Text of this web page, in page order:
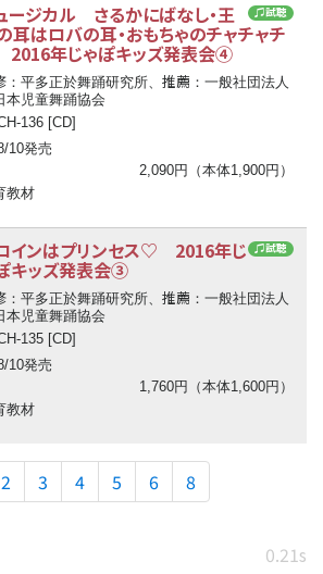
♫試聴
ージカル さるかにばなし・王
耳はロバの耳・おもちゃのチャチャチ
年じゃぽキッズ発表会④
：平多正於舞踊研究所、 推薦 ：一般社団法人
本児童舞踊協会
136 [CD]
10発売
2,090円（本体1,900円）
教材
♫試聴
インはプリンセス♡ 2016年じ
キッズ発表会③
：平多正於舞踊研究所、 推薦 ：一般社団法人
本児童舞踊協会
135 [CD]
10発売
1,760円（本体1,600円）
教材
2 3 4 5 6 8
0.21s